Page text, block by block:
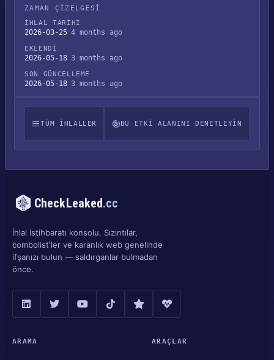
ZAMAN ÇIZELGESI
İHLAL TARIHI
2026-03-25 4 months ago
EKLENDI
2026-05-18 3 months ago
SON GÜNCELLEME
2026-05-18 3 months ago
TÜM IHLALLER BU ETKI ALANINI DENETLEYIN
CheckLeaked.cc
İhlal istihbaratı konsolu. Sızıntılar,
combolist'ler ve karanlık web genelinde
ifşanızı bulun — saldırganlar bulmadan
önce.
ARAMA ARAÇLAR